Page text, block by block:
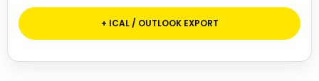
+ ICAL / OUTLOOK EXPORT